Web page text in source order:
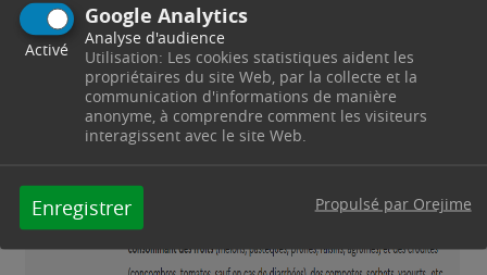
Google Analytics
Activé
Analyse d'audience
Utilisation: Les cookies statistiques aident les
propriétaires du site Web, par la collecte et la
communication d'informations de manière
anonyme, à comprendre comment les visiteurs
interagissent avec le site Web.
Enregistrer Propulsé par Orejime